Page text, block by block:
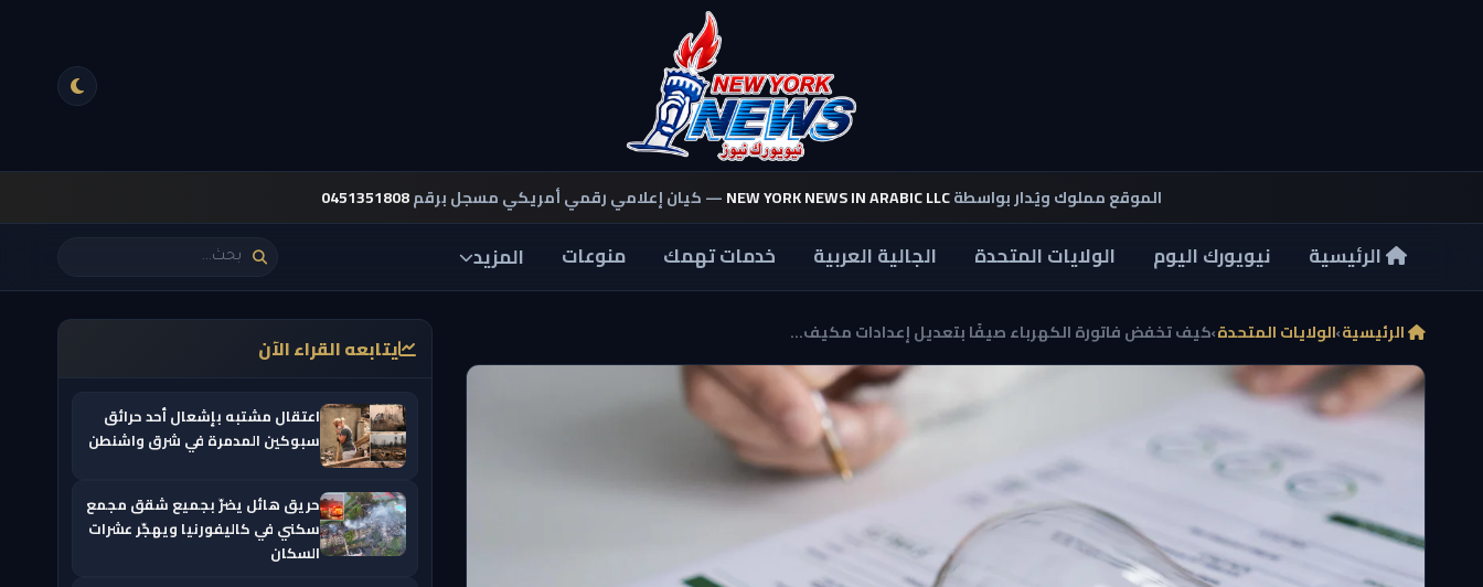
الموقع مملوك ويُدار بواسطةNEW YORK NEWS IN ARABIC LLC— كيان إعلامي رقمي أمريكي مسجل برقم0451351808
الرئيسية نيويورك اليوم الولايات المتحدة الجالية العربية خدمات تهمك منوعات المزيد
الرئيسية›الولايات المتحدة›كيف تخفض فاتورة الكهرباء صيفًا بتعديل إعدادات مكيف... يتابعه القراء الآن
اعتقال مشتبه بإشعال أحد حرائق
سبوكين المدمرة في شرق واشنطن
حريق هائل يضرّ بجميع شقق مجمع
سكني في كاليفورنيا ويهجّر عشرات
السكان